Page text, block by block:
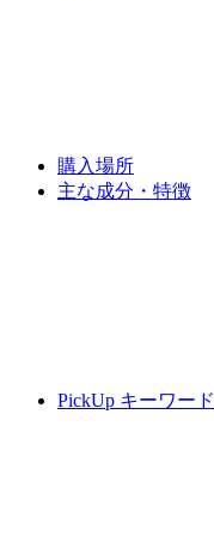
購入場所
主な成分・特徴
PickUp キーワード